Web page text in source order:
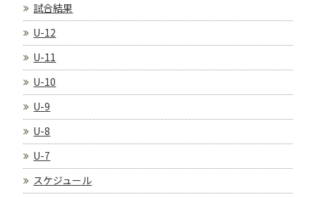
試合結果
U-12
U-11
U-10
U-9
U-8
U-7
スケジュール